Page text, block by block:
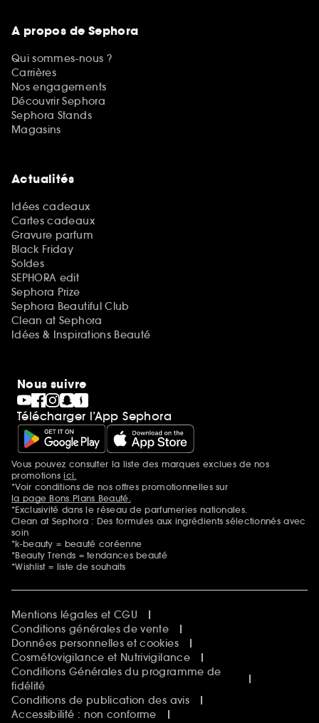
A propos de Sephora
Qui sommes-nous ?
Carrières
Nos engagements
Découvrir Sephora
Sephora Stands
Magasins
Actualités
Idées cadeaux
Cartes cadeaux
Gravure parfum
Black Friday
Soldes
SEPHORA edit
Sephora Prize
Sephora Beautiful Club
Clean at Sephora
Idées & Inspirations Beauté
Nous suivre
Télécharger l’App Sephora
Mentions additionnelles
Vous pouvez consulter la liste des marques exclues de nos
promotionsici.
*Voir conditions de nos offres promotionnelles sur
la page Bons Plans Beauté.
*Exclusivité dans le réseau de parfumeries nationales.
Clean at Sephora : Des formules aux ingrédients sélectionnés avec
soin
*k-beauty = beauté coréenne
*Beauty Trends = tendances beauté
*Wishlist = liste de souhaits
Mentions légales et CGU
Conditions générales de vente
Données personnelles et cookies
Cosmétovigilance et Nutrivigilance
Conditions Générales du programme de
fidélité
Conditions de publication des avis
Accessibilité : non conforme